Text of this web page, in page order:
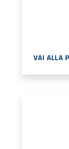
VAI ALLA